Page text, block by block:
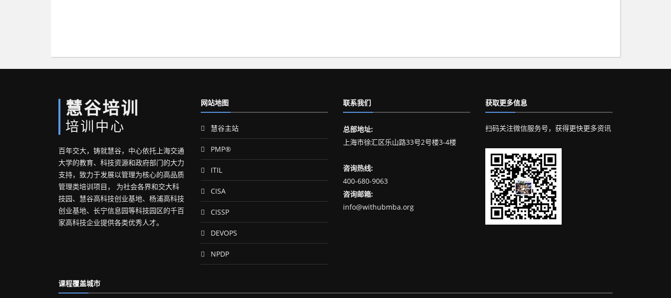
慧谷培训
培训中心
百年交大，铸就慧谷，中心依托上海交通
大学的教育、科技资源和政府部门的大力
支持，致力于发展以管理为核心的高品质
管理类培训项目， 为社会各界和交大科
技园、慧谷高科技创业基地、杨浦高科技
创业基地、长宁信息园等科技园区的千百
家高科技企业提供各类优秀人才。
网站地图
慧谷主站
PMP®
ITIL
CISA
CISSP
DEVOPS
NPDP
联系我们
总部地址:
上海市徐汇区乐山路33号2号楼3-4楼
咨询热线:
400-680-9063
咨询邮箱:
info@withubmba.org
获取更多信息
扫码关注微信服务号，获得更快更多资讯
课程覆盖城市